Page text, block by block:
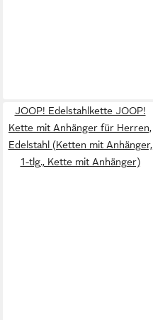
JOOP! Edelstahlkette JOOP!
Kette mit Anhänger für Herren,
Edelstahl (Ketten mit Anhänger,
1-tlg., Kette mit Anhänger)